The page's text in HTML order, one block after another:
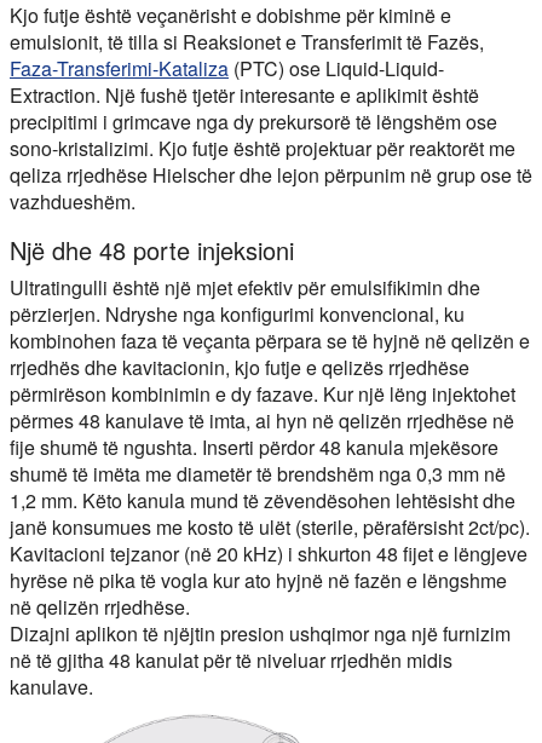
Kjo futje është veçanërisht e dobishme për kiminë e
emulsionit, të tilla si Reaksionet e Transferimit të Fazës,
Faza-Transferimi-Kataliza (PTC) ose Liquid-Liquid-
Extraction. Një fushë tjetër interesante e aplikimit është
precipitimi i grimcave nga dy prekursorë të lëngshëm ose
sono-kristalizimi. Kjo futje është projektuar për reaktorët me
qeliza rrjedhëse Hielscher dhe lejon përpunim në grup ose të
vazhdueshëm.
Një dhe 48 porte injeksioni
Ultratingulli është një mjet efektiv për emulsifikimin dhe
përzierjen. Ndryshe nga konfigurimi konvencional, ku
kombinohen faza të veçanta përpara se të hyjnë në qelizën e
rrjedhës dhe kavitacionin, kjo futje e qelizës rrjedhëse
përmirëson kombinimin e dy fazave. Kur një lëng injektohet
përmes 48 kanulave të imta, ai hyn në qelizën rrjedhëse në
fije shumë të ngushta. Inserti përdor 48 kanula mjekësore
shumë të imëta me diametër të brendshëm nga 0,3 mm në
1,2 mm. Këto kanula mund të zëvendësohen lehtësisht dhe
janë konsumues me kosto të ulët (sterile, përafërsisht 2ct/pc).
Kavitacioni tejzanor (në 20 kHz) i shkurton 48 fijet e lëngjeve
hyrëse në pika të vogla kur ato hyjnë në fazën e lëngshme
në qelizën rrjedhëse.
Dizajni aplikon të njëjtin presion ushqimor nga një furnizim
në të gjitha 48 kanulat për të niveluar rrjedhën midis
kanulave.